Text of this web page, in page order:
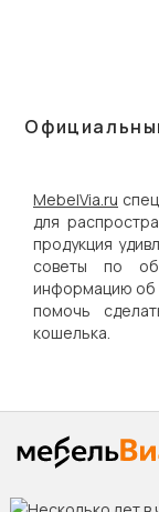
MebelVia.ru
для
продукция
советы по
информацию об
помочь
кошелька.